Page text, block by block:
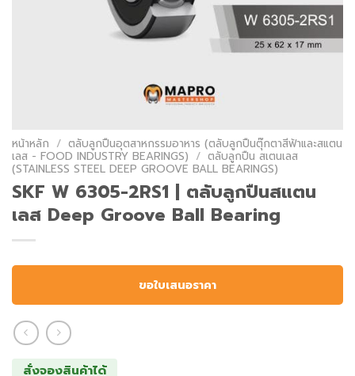
หน้าหลัก / ตลับลูกปืนอุตสาหกรรมอาหาร (ตลับลูกปืนตุ๊กตาสีฟ้าและสแตน
เลส - FOOD INDUSTRY BEARINGS) / ตลับลูกปืน สเตนเลส
(STAINLESS STEEL DEEP GROOVE BALL BEARINGS)
SKF W 6305-2RS1 | ตลับลูกปืนสแตน
เลส Deep Groove Ball Bearing
ขอใบเสนอราคา
สั่งจองสินค้าได้